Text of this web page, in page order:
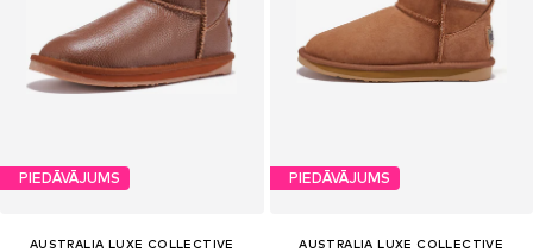
PIEDĀVĀJUMS
AUSTRALIA LUXE COLLECTIVE
PIEDĀVĀJUMS
AUSTRALIA LUXE COLLECTIVE